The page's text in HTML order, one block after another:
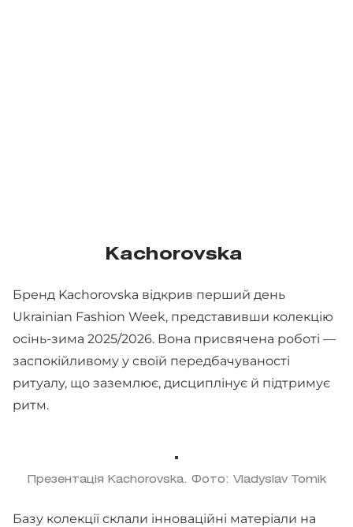
Kachorovska
Бренд Kachorovska відкрив перший день
Ukrainian Fashion Week, представивши колекцію
осінь-зима 2025/2026. Вона присвячена роботі —
заспокійливому у своїй передбачуваності
ритуалу, що заземлює, дисциплінує й підтримує
ритм.
Презентація Kachorovska. Фото: Vladyslav Tomik
Базу колекції склали інноваційні матеріали на